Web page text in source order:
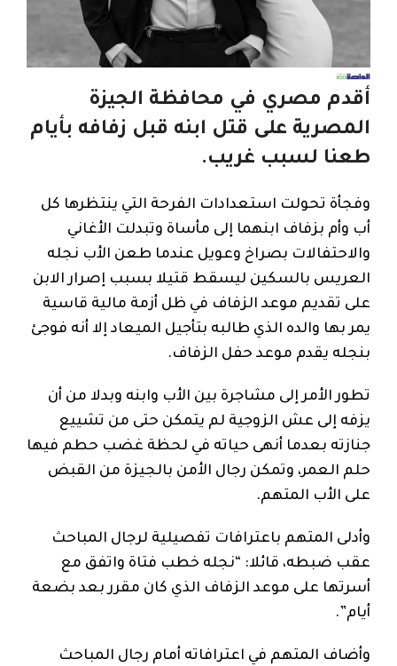
أقدم مصري في محافظة الجيزة
المصرية على قتل ابنه قبل زفافه بأيام
طعنا لسبب غريب.
وفجأة تحولت استعدادات الفرحة التي ينتظرها كل
أب وأم بزفاف ابنهما إلى مأساة وتبدلت الأغاني
والاحتفالات بصراخ وعويل عندما طعن الأب نجله
العريس بالسكين ليسقط قتيلا بسبب إصرار الابن
على تقديم موعد الزفاف في ظل أزمة مالية قاسية
يمر بها والده الذي طالبه بتأجيل الميعاد إلا أنه فوجئ
بنجله يقدم موعد حفل الزفاف.
تطور الأمر إلى مشاجرة بين الأب وابنه وبدلا من أن
يزفه إلى عش الزوجية لم يتمكن حتى من تشييع
جنازته بعدما أنهى حياته في لحظة غضب حطم فيها
حلم العمر، وتمكن رجال الأمن بالجيزة من القبض
على الأب المتهم.
وأدلى المتهم باعترافات تفصيلية لرجال المباحث
عقب ضبطه، قائلا: “نجله خطب فتاة واتفق مع
أسرتها على موعد الزفاف الذي كان مقرر بعد بضعة
أيام”.
وأضاف المتهم في اعترافاته أمام رجال المباحث